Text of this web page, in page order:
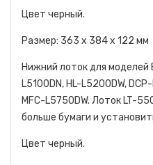
Цвет черный.
Размер: 363 x 384 x 122 мм
Нижний лоток для моделей
L5100DN, HL-L5200DW,
MFC-L5750DW. Лоток LT-
больше бумаги и
Цвет черный.